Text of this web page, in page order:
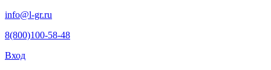
info@l-gr.ru
8(800)100-58-48
Вход